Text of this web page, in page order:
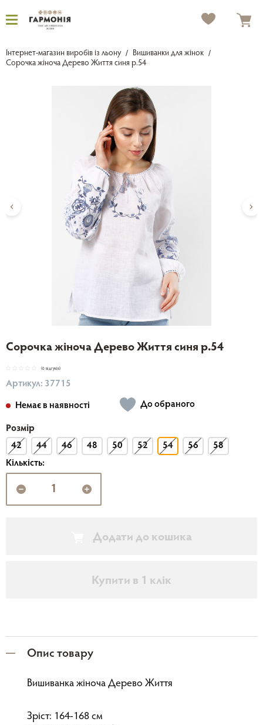
Інтернет-магазин виробів із льону
Вишиванки для жінок
Сорочка жіноча Дерево Життя синя р.54
Сорочка жіноча Дерево Життя синя р.54
(0 відгуків)
Артикул: 37715
Немає в наявності До обраного
Розмір
42
44 46 48 50 52 54 56
58
Кількість:
Додати до кошика
Купити в 1 клік
Опис товару
Вишиванка жіноча Дерево Життя
Зріст: 164-168 см